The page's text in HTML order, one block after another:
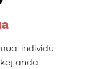
individu
anda